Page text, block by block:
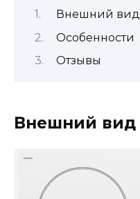
Внешний вид
Особенности
Отзывы
Внешний вид